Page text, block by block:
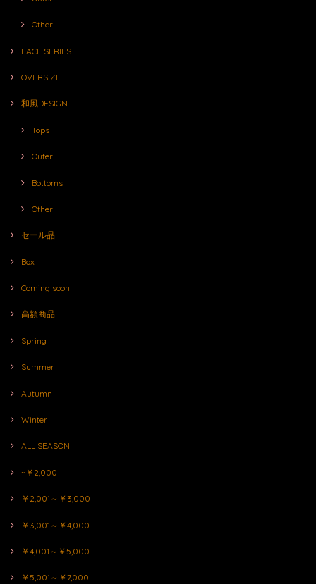
Other
FACE SERIES
OVERSIZE
和風DESIGN
Tops
Outer
Bottoms
Other
セール品
Box
Coming soon
高額商品
Spring
Summer
Autumn
Winter
ALL SEASON
~￥2,000
￥2,001～￥3,000
￥3,001～￥4,000
￥4,001～￥5,000
￥5,001～￥7,000